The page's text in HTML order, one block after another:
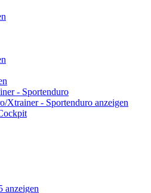
- Sportenduro
Xtrainer - Sportenduro anzeigen
anzeigen